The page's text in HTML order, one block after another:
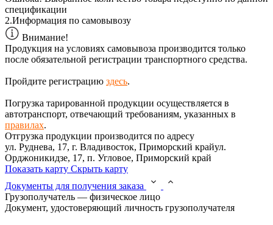
спецификации
2.Информация по самовывозу
Внимание!
Продукция на условиях самовывоза производится только
после обязательной регистрации транспортного средства.
Пройдите регистрацию здесь.
Погрузка тарированной продукции осуществляется в
автотранспорт, отвечающий требованиям, указанных в
правилах.
Отгрузка продукции производится по адресу
ул. Руднева, 17, г. Владивосток, Приморский крайул.
Орджоникидзе, 17, п. Угловое, Приморский край
Показать карту Скрыть карту
Документы для получения заказа
Грузополучатель — физическое лицо
Документ, удостоверяющий личность грузополучателя